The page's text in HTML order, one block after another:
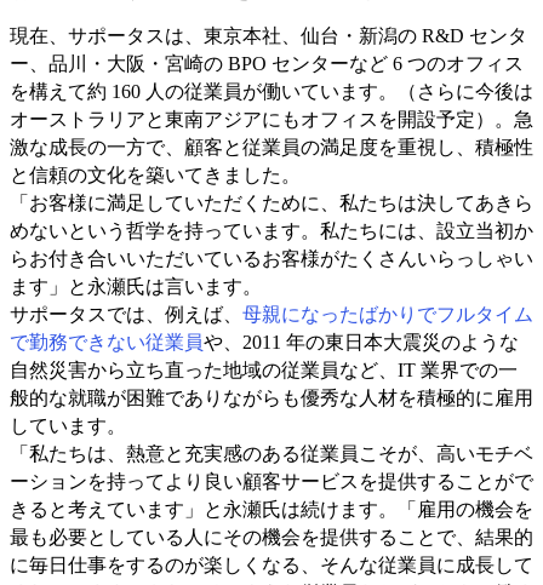
現在、サポータスは、東京本社、仙台・新潟の R&D センタ
ー、品川・大阪・宮崎の BPO センターなど 6 つのオフィス
を構えて約 160 人の従業員が働いています。（さらに今後は
オーストラリアと東南アジアにもオフィスを開設予定）。急
激な成長の一方で、顧客と従業員の満足度を重視し、積極性
と信頼の文化を築いてきました。
「お客様に満足していただくために、私たちは決してあきら
めないという哲学を持っています。私たちには、設立当初か
らお付き合いいただいているお客様がたくさんいらっしゃい
ます」と永瀬氏は言います。
サポータスでは、例えば、 母親になったばかりでフルタイム
で勤務できない従業員や、2011 年の東日本大震災のような
自然災害から立ち直った地域の従業員など、IT 業界での一
般的な就職が困難でありながらも優秀な人材を積極的に雇用
しています。
「私たちは、熱意と充実感のある従業員こそが、高いモチベ
ーションを持ってより良い顧客サービスを提供することがで
きると考えています」と永瀬氏は続けます。「雇用の機会を
最も必要としている人にその機会を提供することで、結果的
に毎日仕事をするのが楽しくなる、そんな従業員に成長して